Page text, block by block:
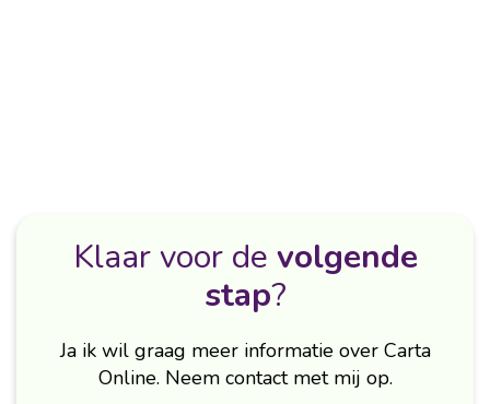
Klaar voor de volgende
stap?
Ja ik wil graag meer informatie over Carta
Online. Neem contact met mij op.